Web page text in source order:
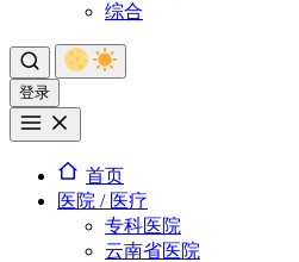
综合
登录
首页
医院 / 医疗
专科医院
云南省医院